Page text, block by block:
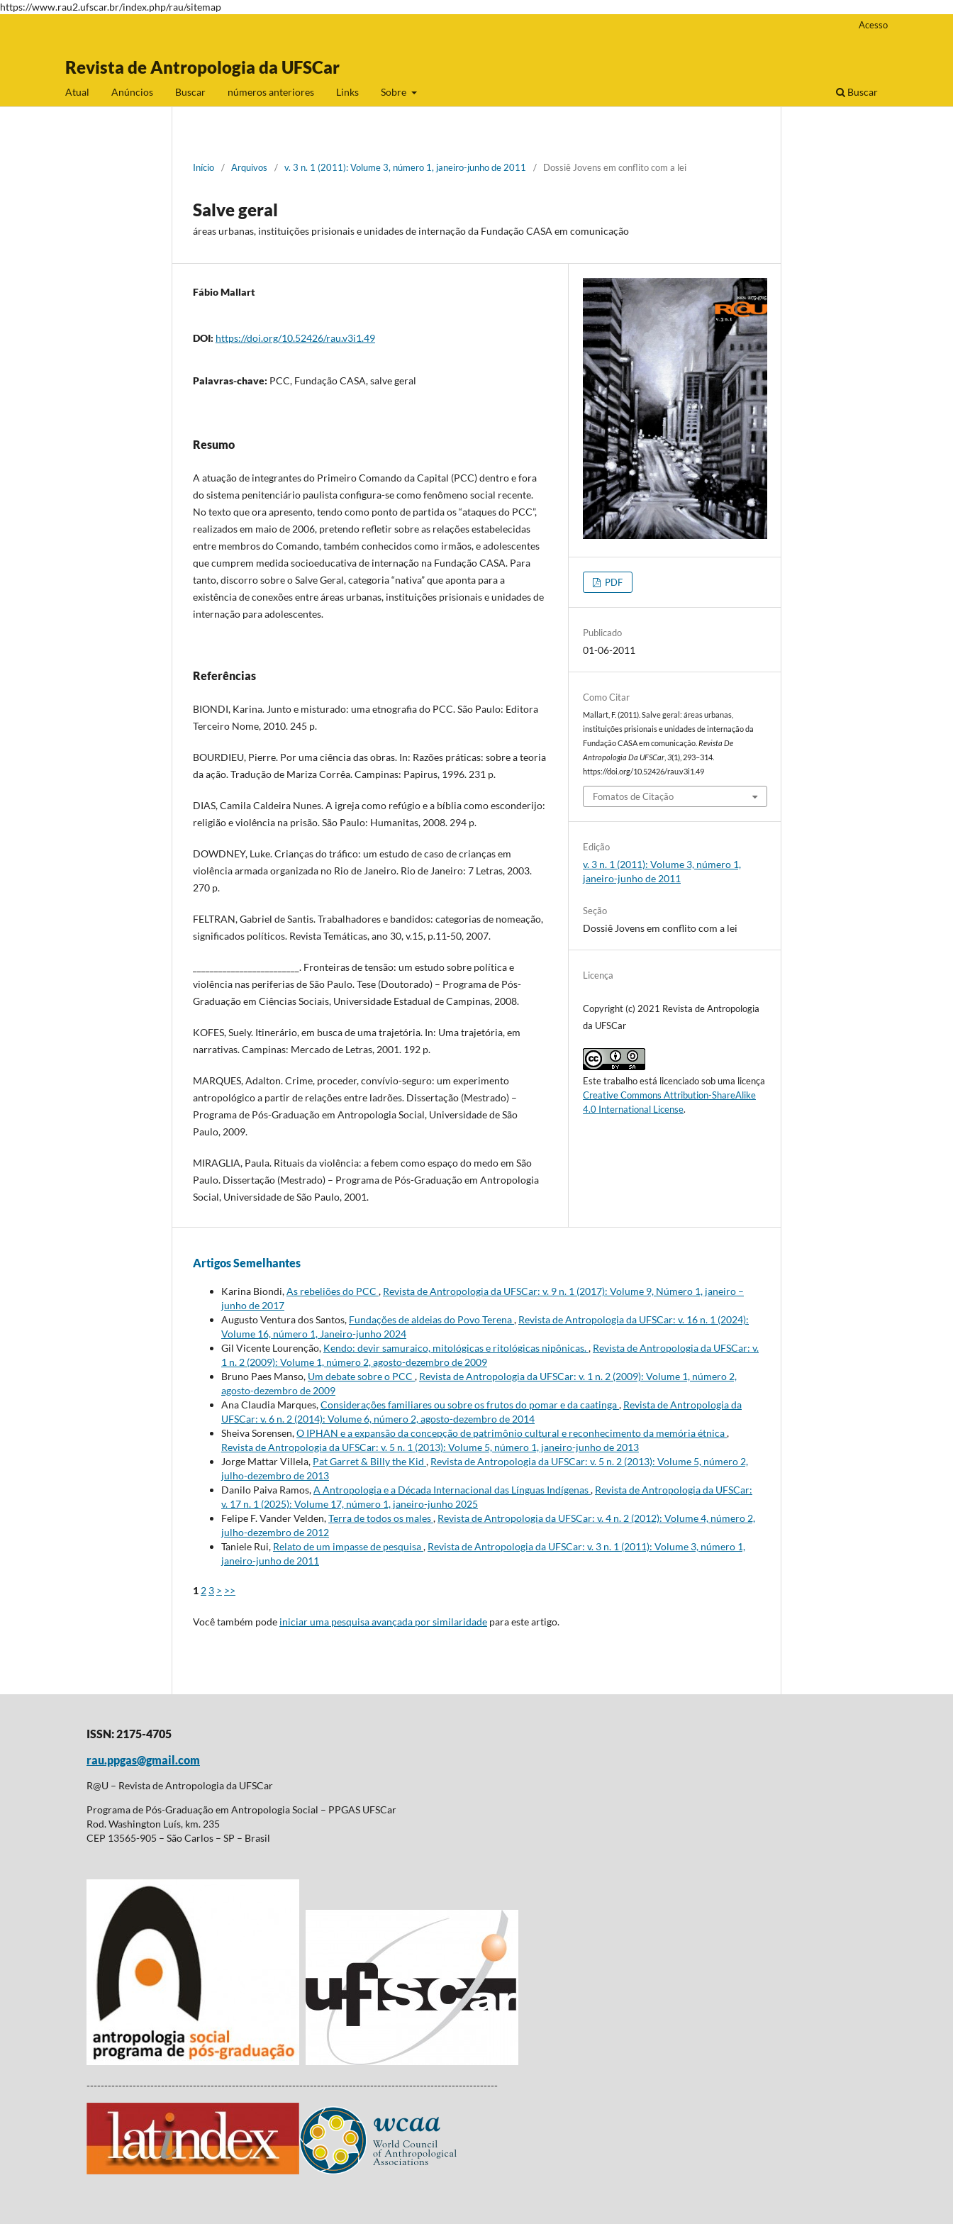
https://www.rau2.ufscar.br/index.php/rau/sitemap
Revista de Antropologia da UFSCar
Atual Anúncios Buscar números anteriores Links Sobre Buscar
Acesso
Início / Arquivos / v. 3 n. 1 (2011): Volume 3, número 1, janeiro-junho de 2011 / Dossiê Jovens em conflito com a lei
Salve geral
áreas urbanas, instituições prisionais e unidades de internação da Fundação CASA em comunicação
Fábio Mallart
DOI: https://doi.org/10.52426/rau.v3i1.49
Palavras-chave: PCC, Fundação CASA, salve geral
Resumo
A atuação de integrantes do Primeiro Comando da Capital (PCC) dentro e fora
do sistema penitenciário paulista configura-se como fenômeno social recente.
No texto que ora apresento, tendo como ponto de partida os “ataques do PCC”,
realizados em maio de 2006, pretendo refletir sobre as relações estabelecidas
entre membros do Comando, também conhecidos como irmãos, e adolescentes
que cumprem medida socioeducativa de internação na Fundação CASA. Para
tanto, discorro sobre o Salve Geral, categoria “nativa” que aponta para a
existência de conexões entre áreas urbanas, instituições prisionais e unidades de
internação para adolescentes.
Referências
BIONDI, Karina. Junto e misturado: uma etnografia do PCC. São Paulo: Editora
Terceiro Nome, 2010. 245 p.
BOURDIEU, Pierre. Por uma ciência das obras. In: Razões práticas: sobre a teoria
da ação. Tradução de Mariza Corrêa. Campinas: Papirus, 1996. 231 p.
DIAS, Camila Caldeira Nunes. A igreja como refúgio e a bíblia como esconderijo:
religião e violência na prisão. São Paulo: Humanitas, 2008. 294 p.
DOWDNEY, Luke. Crianças do tráfico: um estudo de caso de crianças em
violência armada organizada no Rio de Janeiro. Rio de Janeiro: 7 Letras, 2003.
270 p.
FELTRAN, Gabriel de Santis. Trabalhadores e bandidos: categorias de nomeação,
significados políticos. Revista Temáticas, ano 30, v.15, p.11-50, 2007.
_________________________. Fronteiras de tensão: um estudo sobre política e
violência nas periferias de São Paulo. Tese (Doutorado) – Programa de Pós-
Graduação em Ciências Sociais, Universidade Estadual de Campinas, 2008.
KOFES, Suely. Itinerário, em busca de uma trajetória. In: Uma trajetória, em
narrativas. Campinas: Mercado de Letras, 2001. 192 p.
MARQUES, Adalton. Crime, proceder, convívio-seguro: um experimento
antropológico a partir de relações entre ladrões. Dissertação (Mestrado) –
Programa de Pós-Graduação em Antropologia Social, Universidade de São
Paulo, 2009.
MIRAGLIA, Paula. Rituais da violência: a febem como espaço do medo em São
Paulo. Dissertação (Mestrado) – Programa de Pós-Graduação em Antropologia
Social, Universidade de São Paulo, 2001.
PDF
Publicado
01-06-2011
Como Citar
Mallart, F. (2011). Salve geral: áreas urbanas,
instituições prisionais e unidades de internação da
Fundação CASA em comunicação.Revista De
Antropologia Da UFSCar ,3(1), 293–314.
https://doi.org/10.52426/rau.v3i1.49
Fomatos de Citação
Edição
v. 3 n. 1 (2011): Volume 3, número 1,
janeiro-junho de 2011
Seção
Dossiê Jovens em conflito com a lei
Licença
Copyright (c) 2021 Revista de Antropologia
da UFSCar
Este trabalho está licenciado sob uma licença
Creative Commons Attribution-ShareAlike
4.0 International License.
Artigos Semelhantes
Karina Biondi,As rebeliões do PCC , Revista de Antropologia da UFSCar: v. 9 n. 1 (2017): Volume 9, Número 1, janeiro –
junho de 2017
Augusto Ventura dos Santos, Fundações de aldeias do Povo Terena, Revista de Antropologia da UFSCar: v. 16 n. 1 (2024):
Volume 16, número 1, Janeiro-junho 2024
Gil Vicente Lourenção, Kendo: devir samuraico, mitológicas e ritológicas nipônicas., Revista de Antropologia da UFSCar: v.
1 n. 2 (2009): Volume 1, número 2, agosto-dezembro de 2009
Bruno Paes Manso, Um debate sobre o PCC , Revista de Antropologia da UFSCar: v. 1 n. 2 (2009): Volume 1, número 2,
agosto-dezembro de 2009
Ana Claudia Marques,Considerações familiares ou sobre os frutos do pomar e da caatinga, Revista de Antropologia da
UFSCar: v. 6 n. 2 (2014): Volume 6, número 2, agosto-dezembro de 2014
Sheiva Sorensen,O IPHAN e a expansão da concepção de patrimônio cultural e reconhecimento da memória étnica,
Revista de Antropologia da UFSCar: v. 5 n. 1 (2013): Volume 5, número 1, janeiro-junho de 2013
Jorge Mattar Villela, Pat Garret & Billy the Kid , Revista de Antropologia da UFSCar: v. 5 n. 2 (2013): Volume 5, número 2,
julho-dezembro de 2013
Danilo Paiva Ramos,A Antropologia e a Década Internacional das Línguas Indígenas, Revista de Antropologia da UFSCar:
v. 17 n. 1 (2025): Volume 17, número 1, janeiro-junho 2025
Felipe F. Vander Velden,Terra de todos os males, Revista de Antropologia da UFSCar: v. 4 n. 2 (2012): Volume 4, número 2,
julho-dezembro de 2012
Taniele Rui, Relato de um impasse de pesquisa, Revista de Antropologia da UFSCar: v. 3 n. 1 (2011): Volume 3, número 1,
janeiro-junho de 2011
1 2 3 > >>
Você também pode iniciar uma pesquisa avançada por similaridade para este artigo.
ISSN: 2175-4705
rau.ppgas@gmail.com
R@U – Revista de Antropologia da UFSCar
Programa de Pós-Graduação em Antropologia Social – PPGAS UFSCar
Rod. Washington Luís, km. 235
CEP 13565-905 – São Carlos – SP – Brasil
--------------------------------------------------------------------------------------------------------------------